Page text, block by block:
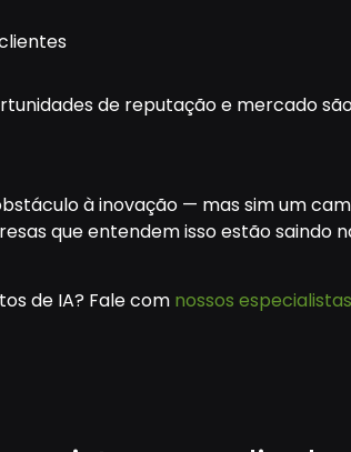
de reputação e mercado
à inovação — mas sim um
que entendem isso estão saindo
de IA? Fale com nossos especialistas